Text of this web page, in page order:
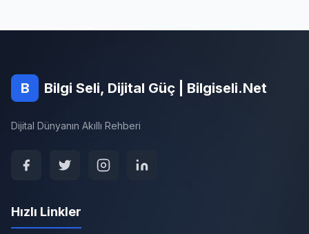
B Bilgi Seli, Dijital Güç | Bilgiseli.Net
Dijital Dünyanın Akıllı Rehberi
Hızlı Linkler